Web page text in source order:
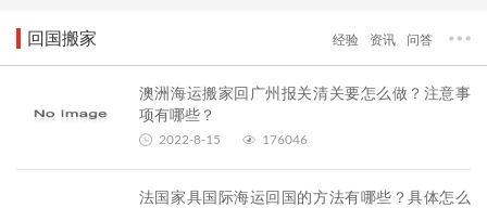
回国搬家 经验 资讯 问答
澳洲海运搬家回广州报关清关要怎么做？注意事
项有哪些？
2022-8-15 176046
法国家具国际海运回国的方法有哪些？具体怎么